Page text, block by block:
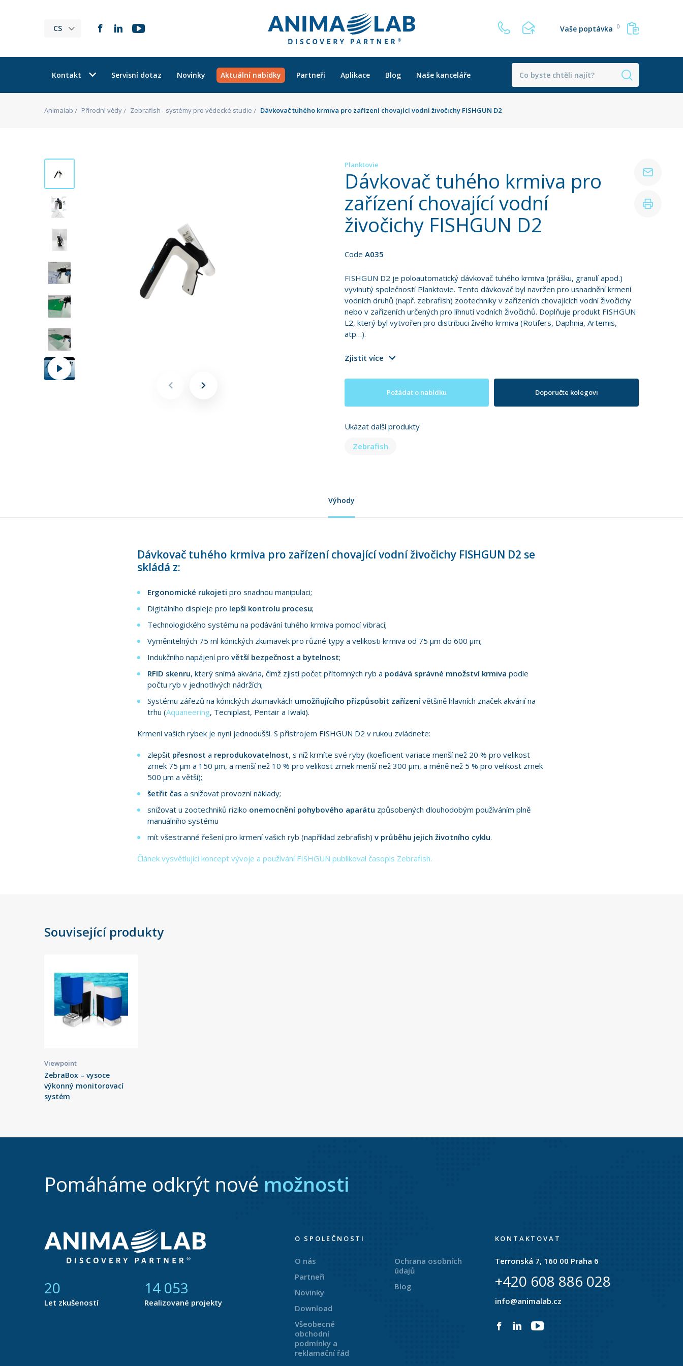
CS Vaše poptávka 0
Kontakt Servisní dotaz Novinky Aktuální nabídky Partneři Aplikace Blog Naše kanceláře
Animalab Přírodní vědy Zebrafish - systémy pro vědecké studie Dávkovač tuhého krmiva pro zařízení chovající vodní živočichy FISHGUN D2
Planktovie
Dávkovač tuhého krmiva pro
zařízení chovající vodní
živočichy FISHGUN D2
Code A035
FISHGUN D2 je poloautomatický dávkovač tuhého krmiva (prášku, granulí apod.)
vyvinutý společností Planktovie. Tento dávkovač byl navržen pro usnadnění krmení
vodních druhů (např. zebrafish) zootechniky v zařízeních chovajících vodní živočichy
nebo v zařízeních určených pro líhnutí vodních živočichů. Doplňuje produkt FISHGUN
L2, který byl vytvořen pro distribuci živého krmiva (Rotifers, Daphnia, Artemis,
atp…).
Zjistit více
Požádat o nabídku Doporučte kolegovi
Ukázat další produkty
Zebrafish
Výhody
Dávkovač tuhého krmiva pro zařízení chovající vodní živočichy FISHGUN D2 se
skládá z:
Ergonomické rukojeti pro snadnou manipulaci;
Digitálního displeje pro lepší kontrolu procesu;
Technologického systému na podávání tuhého krmiva pomocí vibrací;
Vyměnitelných 75 ml kónických zkumavek pro různé typy a velikosti krmiva od 75 µm do 600 µm;
Indukčního napájení pro větší bezpečnost a bytelnost;
RFID skenru, který snímá akvária, čímž zjistí počet přítomných ryb a podává správné množství krmiva podle
počtu ryb v jednotlivých nádržích;
Systému zářezů na kónických zkumavkách umožňujícího přizpůsobit zařízenívětšině hlavních značek akvárií na
trhu (Aquaneering, Tecniplast, Pentair a Iwaki).
Krmení vašich rybek je nyní jednodušší. S přístrojem FISHGUN D2 v rukou zvládnete:
zlepšit přesnost a reprodukovatelnost, s níž krmíte své ryby (koeficient variace menší než 20 % pro velikost
zrnek 75 µm a 150 µm, a menší než 10 % pro velikost zrnek menší než 300 µm, a méně než 5 % pro velikost zrnek
500 µm a větší);
šetřit čas a snižovat provozní náklady;
snižovat u zootechniků riziko onemocnění pohybového aparátu způsobených dlouhodobým používáním plně
manuálního systému
mít všestranné řešení pro krmení vašich ryb (například zebrafish) v průběhu jejich životního cyklu.
Článek vysvětlující koncept vývoje a používání FISHGUN publikoval časopis Zebrafish.
Související produkty
Viewpoint
ZebraBox – vysoce
výkonný monitorovací
systém
Pomáháme odkrýt nové možnosti
21
Let zkušeností
14 877
Realizované projekty
O SPOLEČNOSTI
O nás
Partneři
Novinky
Download
Všeobecné
obchodní
podmínky a
reklamační řád
Ochrana osobních
údajů
Blog
KONTAKTOVAT
Terronská 7, 160 00 Praha 6
+420 608 886 028
info@animalab.cz